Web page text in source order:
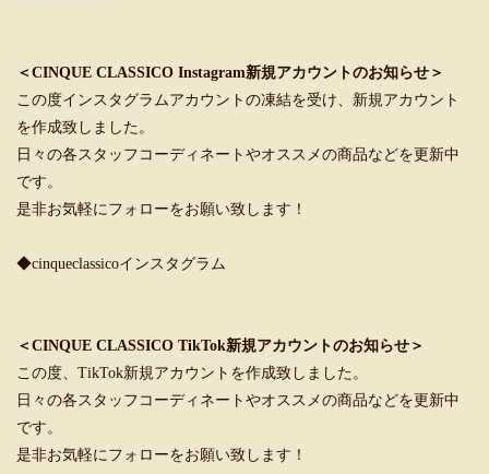
＜CINQUE CLASSICO Instagram新規アカウントのお知らせ＞
この度インスタグラムアカウントの凍結を受け、新規アカウント
を作成致しました。
日々の各スタッフコーディネートやオススメの商品などを更新中
です。
是非お気軽にフォローをお願い致します！
◆cinqueclassicoインスタグラム
＜CINQUE CLASSICO TikTok新規アカウントのお知らせ＞
この度、TikTok新規アカウントを作成致しました。
日々の各スタッフコーディネートやオススメの商品などを更新中
です。
是非お気軽にフォローをお願い致します！